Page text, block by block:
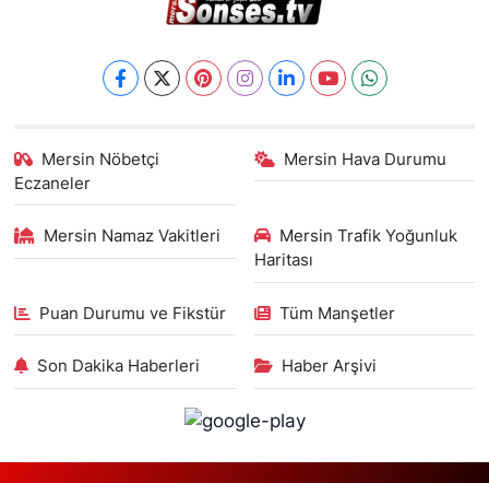
Mersin Nöbetçi
Eczaneler
Mersin Hava Durumu
Mersin Namaz Vakitleri
Mersin Trafik Yoğunluk
Haritası
Puan Durumu ve Fikstür Tüm Manşetler
Son Dakika Haberleri Haber Arşivi